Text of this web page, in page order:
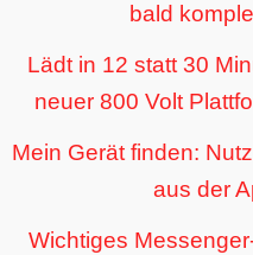
bald
Lädt in 12 statt 30
neuer 800 Volt
Mein Gerät finden:
aus der
Wichtiges